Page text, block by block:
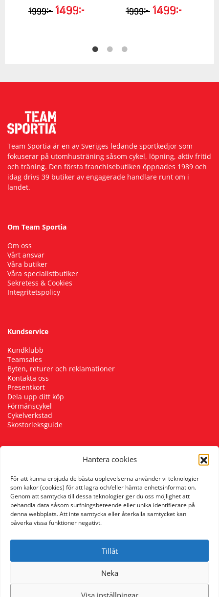
Hantera cookies
För att kunna erbjuda de bästa upplevelserna använder vi teknologier
som kakor (cookies) för att lagra och/eller hämta enhetsinformation.
Genom att samtycka till dessa teknologier ger du oss möjlighet att
behandla data såsom surfningsbeteende eller unika identifierare på
denna webbplats. Att inte samtycka eller återkalla samtycket kan
påverka vissa funktioner negativt.
Tillåt
Neka
Visa inställningar
1999kr 1499kr 1999kr 1499kr
Team Sportia är en av Sveriges ledande sportkedjor som
fokuserar på utomhusträning såsom cykel, löpning, aktiv fritid
och träning. Den första franchisebutiken öppnades 1989 och
idag drivs 39 butiker av engagerade handlare runt om i
landet.
Om Team Sportia
Om oss
Vårt ansvar
Våra butiker
Våra specialistbutiker
Sekretess & Cookies
Integritetspolicy
Kundservice
Kundklubb
Teamsales
Byten, returer och reklamationer
Kontakta oss
Presentkort
Dela upp ditt köp
Förmånscykel
Cykelverkstad
Skostorleksguide